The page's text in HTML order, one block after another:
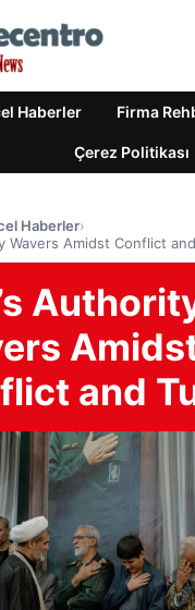
Haberler Firma
Çerez Politikası
Haberler›
Wavers Amidst Conflict
and